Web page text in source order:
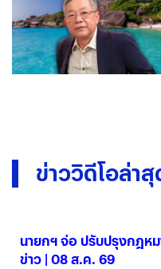
ข่าววิดีโอล่าสุ
นายกฯ จ่อ ปรับปรุงกฎห
ข่าว | 08 ส.ค. 69